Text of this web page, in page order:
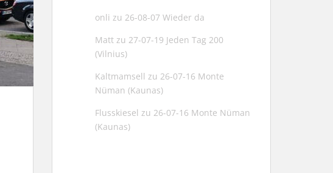
onli zu 26-08-07 Wieder da
Matt zu 27-07-19 Jeden Tag 200
(Vilnius)
Kaltmamsell zu 26-07-16 Monte
Nüman (Kaunas)
Flusskiesel zu 26-07-16 Monte Nüman
(Kaunas)